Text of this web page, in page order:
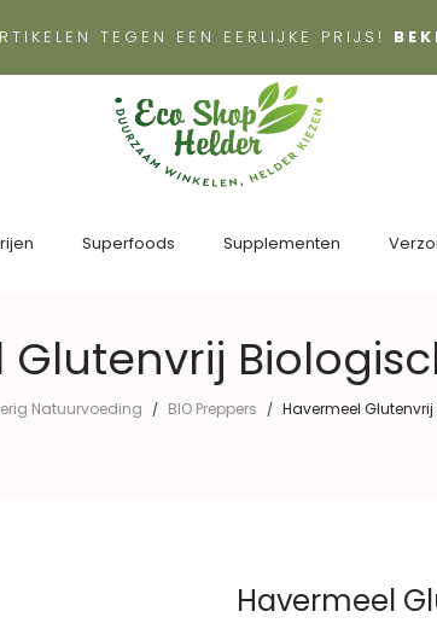
TEGEN EEN EERLIJKE PRIJS!
Superfoods Supplementen
Natuurvoeding / BIO Preppers / Havermeel
Havermeel